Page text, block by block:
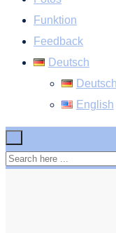
Funktion
Feedback
Deutsch
Deutsch
English